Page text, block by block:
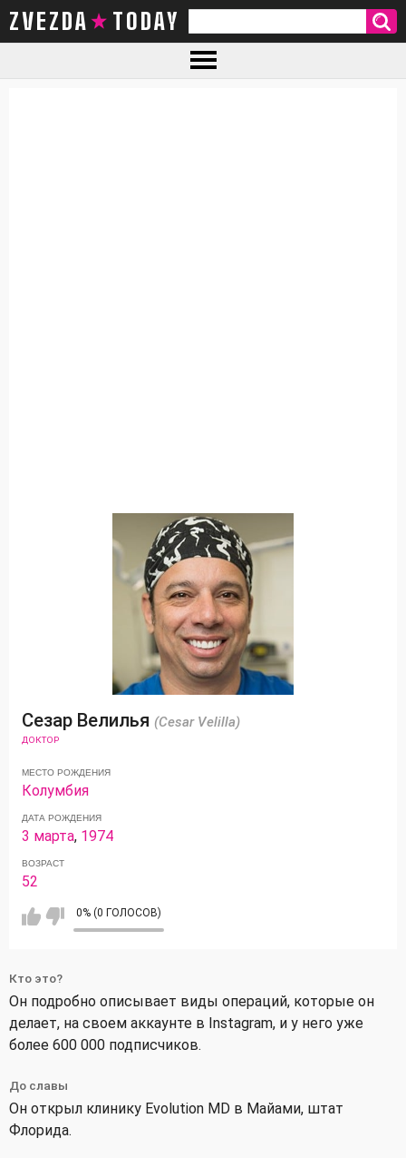
ZVEZDA TODAY
Сезар Велилья (Cesar Velilla)
ДОКТОР
МЕСТО РОЖДЕНИЯ
Колумбия
ДАТА РОЖДЕНИЯ
3 марта, 1974
ВОЗРАСТ
52
0% (0 ГОЛОСОВ)
Кто это?
Он подробно описывает виды операций, которые он
делает, на своем аккаунте в Instagram, и у него уже
более 600 000 подписчиков.
До славы
Он открыл клинику Evolution MD в Майами, штат
Флорида.